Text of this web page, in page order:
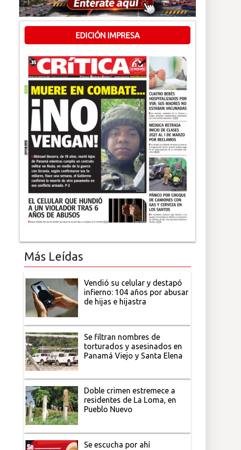
EDICIÓN IMPRESA
Más Leídas
Vendió su celular y destapó
infierno: 104 años por abusar
de hijas e hijastra
Se filtran nombres de
torturados y asesinados en
Panamá Viejo y Santa Elena
Doble crimen estremece a
residentes de La Loma, en
Pueblo Nuevo
Se escucha por ahí